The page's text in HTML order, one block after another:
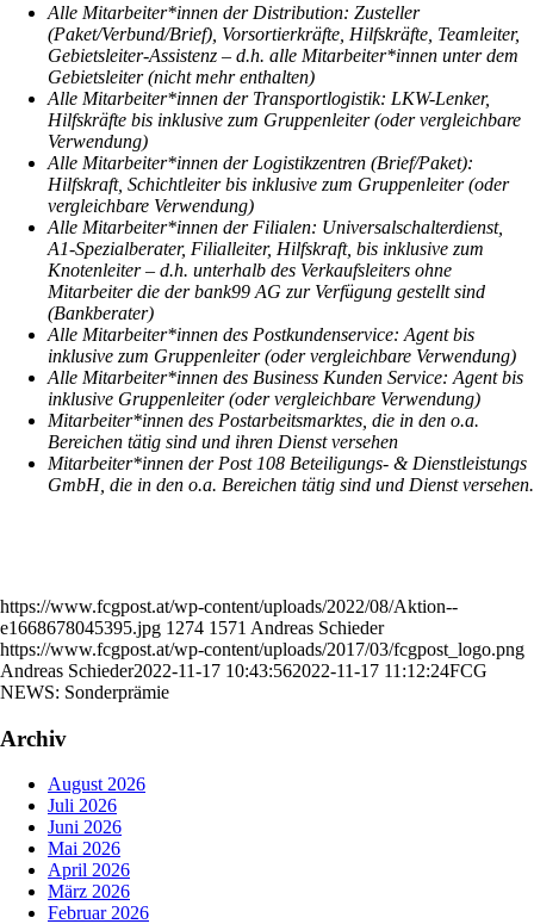
Alle Mitarbeiter*innen der Distribution: Zusteller
(Paket/Verbund/Brief), Vorsortierkräfte, Hilfskräfte, Teamleiter,
Gebietsleiter-Assistenz – d.h. alle Mitarbeiter*innen unter dem
Gebietsleiter (nicht mehr enthalten)
Alle Mitarbeiter*innen der Transportlogistik: LKW-Lenker,
Hilfskräfte bis inklusive zum Gruppenleiter (oder vergleichbare
Verwendung)
Alle Mitarbeiter*innen der Logistikzentren (Brief/Paket):
Hilfskraft, Schichtleiter bis inklusive zum Gruppenleiter (oder
vergleichbare Verwendung)
Alle Mitarbeiter*innen der Filialen: Universalschalterdienst,
A1-Spezialberater, Filialleiter, Hilfskraft, bis inklusive zum
Knotenleiter – d.h. unterhalb des Verkaufsleiters ohne
Mitarbeiter die der bank99 AG zur Verfügung gestellt sind
(Bankberater)
Alle Mitarbeiter*innen des Postkundenservice: Agent bis
inklusive zum Gruppenleiter (oder vergleichbare Verwendung)
Alle Mitarbeiter*innen des Business Kunden Service: Agent bis
inklusive Gruppenleiter (oder vergleichbare Verwendung)
Mitarbeiter*innen des Postarbeitsmarktes, die in den o.a.
Bereichen tätig sind und ihren Dienst versehen
Mitarbeiter*innen der Post 108 Beteiligungs- & Dienstleistungs
GmbH, die in den o.a. Bereichen tätig sind und Dienst versehen.
https://www.fcgpost.at/wp-content/uploads/2022/08/Aktion--
e1668678045395.jpg 1274 1571 Andreas Schieder
https://www.fcgpost.at/wp-content/uploads/2017/03/fcgpost_logo.png
Andreas Schieder2022-11-17 10:43:562022-11-17 11:12:24FCG
NEWS: Sonderprämie
Archiv
August 2026
Juli 2026
Juni 2026
Mai 2026
April 2026
März 2026
Februar 2026